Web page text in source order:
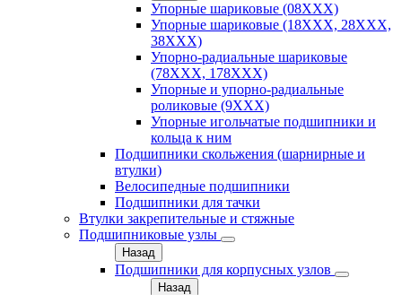
Упорные шариковые (08XXX)
Упорные шариковые (18XXX, 28XXХ,
38ХХХ)
Упорно-радиальные шариковые
(78XXX, 178ХХХ)
Упорные и упорно-радиальные
роликовые (9ХХХ)
Упорные игольчатые подшипники и
кольца к ним
Подшипники скольжения (шарнирные и
втулки)
Велосипедные подшипники
Подшипники для тачки
Втулки закрепительные и стяжные
Подшипниковые узлы
Назад
Подшипники для корпусных узлов
Назад